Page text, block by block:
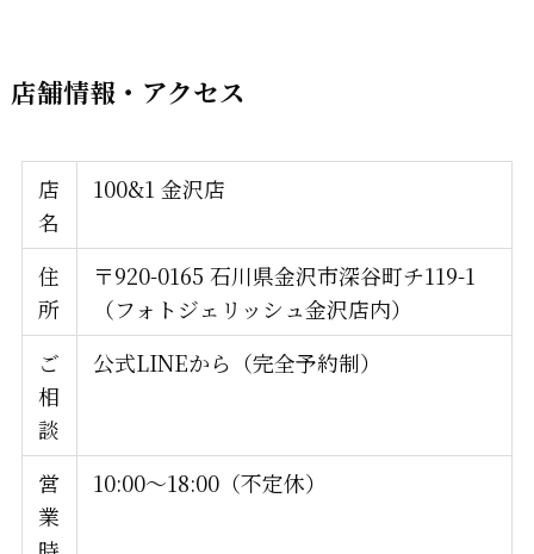
店舗情報・アクセス
店
名
100&1 金沢店
住
所
〒920-0165 石川県金沢市深谷町チ119-1
（フォトジェリッシュ金沢店内）
ご
相
談
公式LINEから（完全予約制）
営
業
10:00〜18:00（不定休）